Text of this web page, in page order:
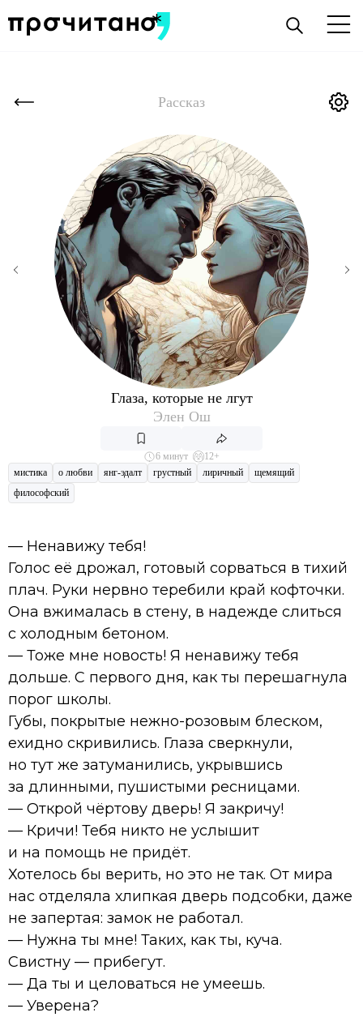
Рассказ
Глаза, которые не лгут
Элен Ош
6 минут
12+
мистика
о любви янг-эдалт грустный лиричный
щемящий
философский
— Ненавижу тебя!
Голос её дрожал, готовый сорваться в тихий
плач. Руки нервно теребили край кофточки.
Она вжималась в стену, в надежде слиться
с холодным бетоном.
— Тоже мне новость! Я ненавижу тебя
дольше. С первого дня, как ты перешагнула
порог школы.
Губы, покрытые нежно-розовым блеском,
ехидно скривились. Глаза сверкнули,
но тут же затуманились, укрывшись
за длинными, пушистыми ресницами.
— Открой чёртову дверь! Я закричу!
— Кричи! Тебя никто не услышит
и на помощь не придёт.
Хотелось бы верить, но это не так. От мира
нас отделяла хлипкая дверь подсобки, даже
не запертая: замок не работал.
— Нужна ты мне! Таких, как ты, куча.
Свистну — прибегут.
— Да ты и целоваться не умеешь.
— Уверена?